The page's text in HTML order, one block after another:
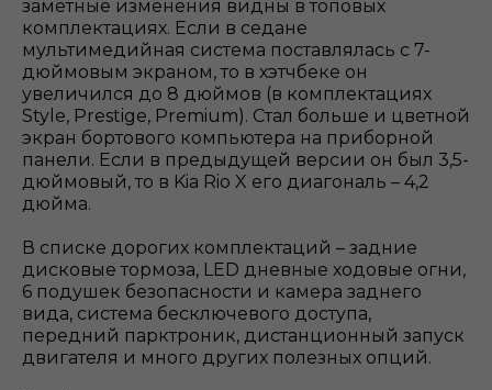
заметные изменения видны в топовых
комплектациях. Если в седане
мультимедийная система поставлялась с 7-
дюймовым экраном, то в хэтчбеке он
увеличился до 8 дюймов (в комплектациях
Style, Prestige, Premium). Стал больше и цветной
экран бортового компьютера на приборной
панели. Если в предыдущей версии он был 3,5-
дюймовый, то в Kia Rio X его диагональ – 4,2
дюйма.
В списке дорогих комплектаций – задние
дисковые тормоза, LED дневные ходовые огни,
6 подушек безопасности и камера заднего
вида, система бесключевого доступа,
передний парктроник, дистанционный запуск
двигателя и много других полезных опций.